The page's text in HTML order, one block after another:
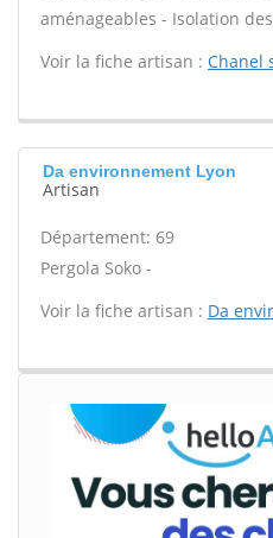
aménageables - Isolation
Voir la fiche artisan : Chanel
Da environnement Lyon
Artisan
Département: 69
Pergola Soko -
Voir la fiche artisan : Da